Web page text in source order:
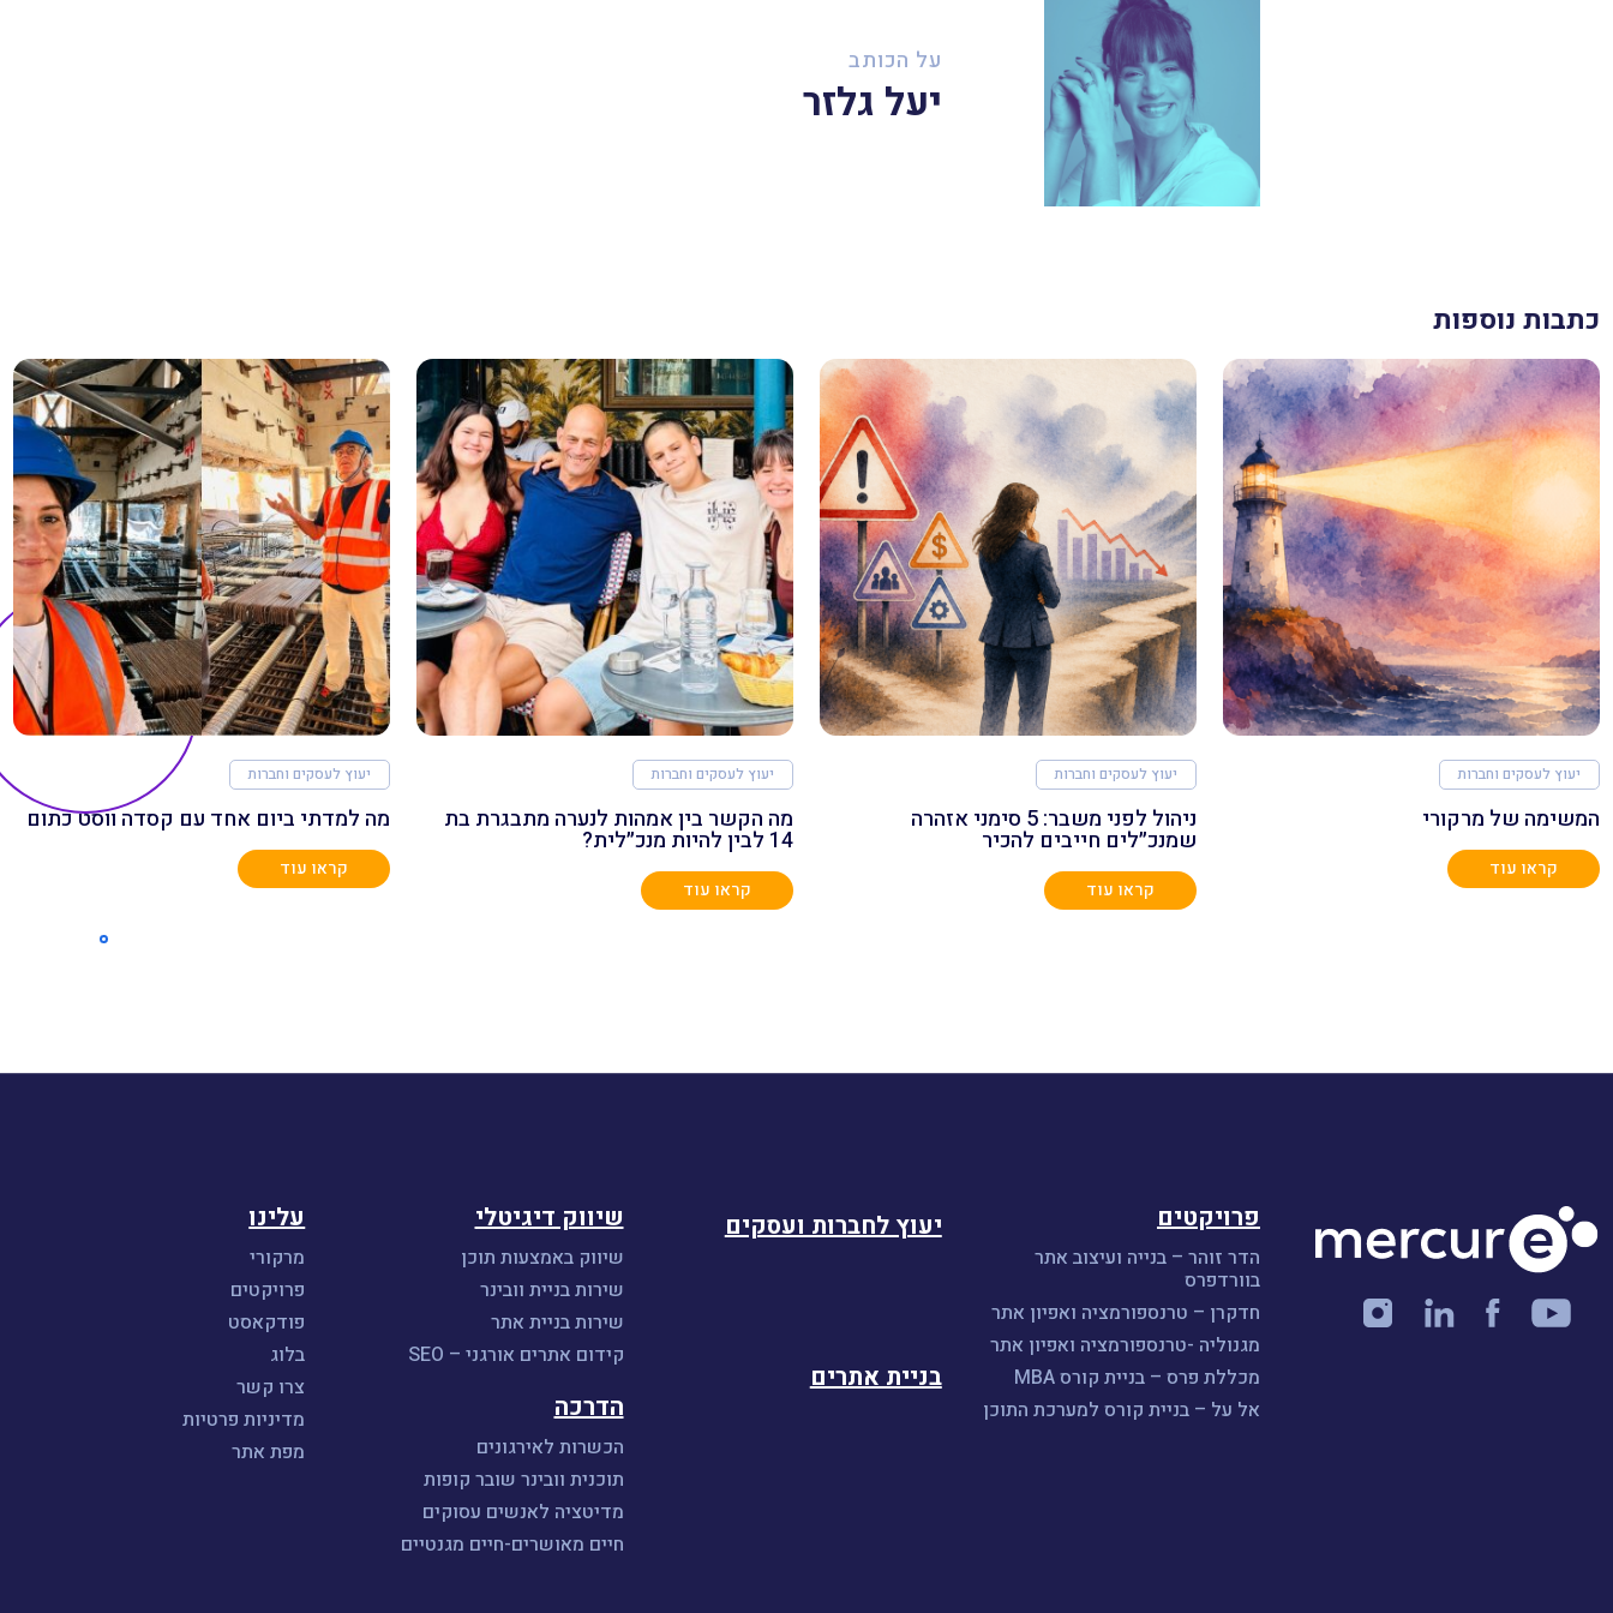
על הכותב
יעל גלזר
כתבות נוספות
יעוץ לעסקים וחברות
המשימה של מרקורי
קראו עוד
יעוץ לעסקים וחברות
ניהול לפני משבר: 5 סימני אזהרה
שמנכ״לים חייבים להכיר
קראו עוד
יעוץ לעסקים וחברות
מה הקשר בין אמהות לנערה מתבגרת בת
14 לבין להיות מנכ״לית?
קראו עוד
יעוץ לעסקים וחברות
מה למדתי ביום אחד עם קסדה ווסט כתום
קראו עוד
פרויקטים
הדר זוהר – בנייה ועיצוב אתר
בוורדפרס
חדקרן – טרנספורמציה ואפיון אתר
מגנוליה -טרנספורמציה ואפיון אתר
מכללת פרס – בניית קורס MBA
אל על – בניית קורס למערכת התוכן
יעוץ לחברות ועסקים
בניית אתרים
שיווק דיגיטלי
שיווק באמצעות תוכן
שירות בניית וובינר
שירות בניית אתר
קידום אתרים אורגני – SEO
הדרכה
הכשרות לאירגונים
תוכנית וובינר שובר קופות
מדיטציה לאנשים עסוקים
חיים מאושרים-חיים מגנטיים
עלינו
מרקורי
פרויקטים
פודקאסט
בלוג
צרו קשר
מדיניות פרטיות
מפת אתר